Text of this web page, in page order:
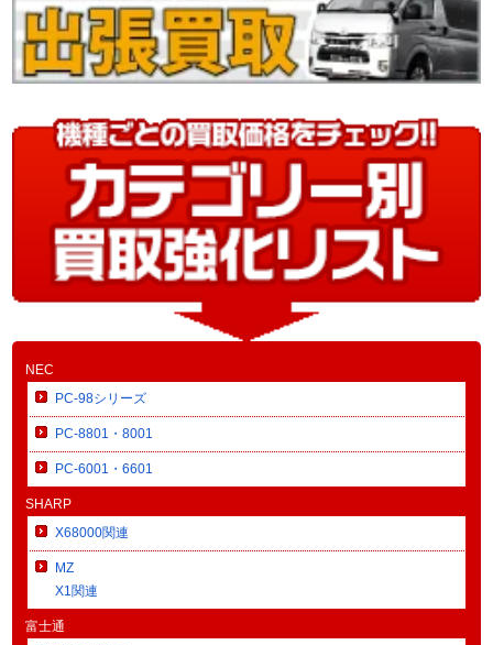
NEC
PC-98シリーズ
PC-8801・8001
PC-6001・6601
SHARP
X68000関連
MZ
X1関連
富士通